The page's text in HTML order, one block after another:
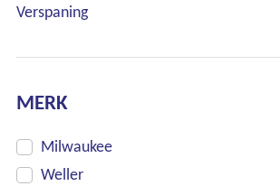
Verspaning
MERK
Milwaukee
Weller